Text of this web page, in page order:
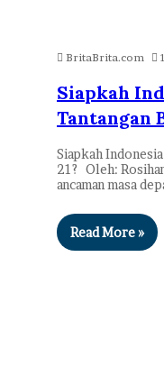
BritaBrita.com
Siapkah
Tantangan
Siapkah
21? Oleh:
ancaman masa
Read More »